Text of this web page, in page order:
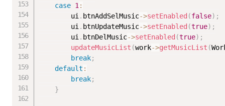
case 1:
		ui
. btnAddSelMusic->setEnabled (false) ;
		ui
. btnUpdateMusic->setEnabled (true) ;
		ui
. btnDelMusic->setEnabled (true) ;
updateMusicList (work->getMusicList (
break;
default :
break;
}